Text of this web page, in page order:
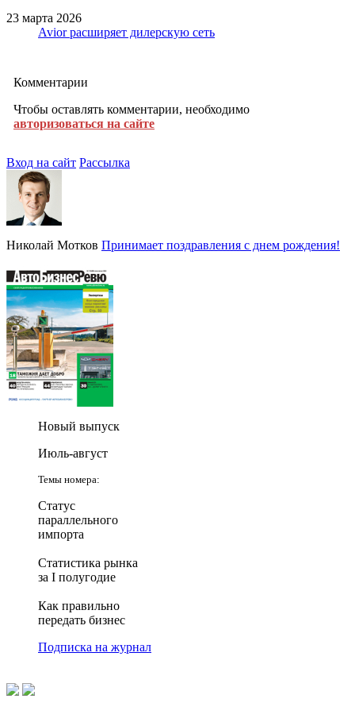
23 марта 2026
Avior расширяет дилерскую сеть
Комментарии
Чтобы оставлять комментарии, необходимо
авторизоваться на сайте
Вход на сайт Рассылка
Николай Мотков Принимает поздравления с днем рождения!
Новый выпуск
Июль-август
Темы номера:
Статус
параллельного
импорта
Статистика рынка
за I полугодие
Как правильно
передать бизнес
Подписка на журнал